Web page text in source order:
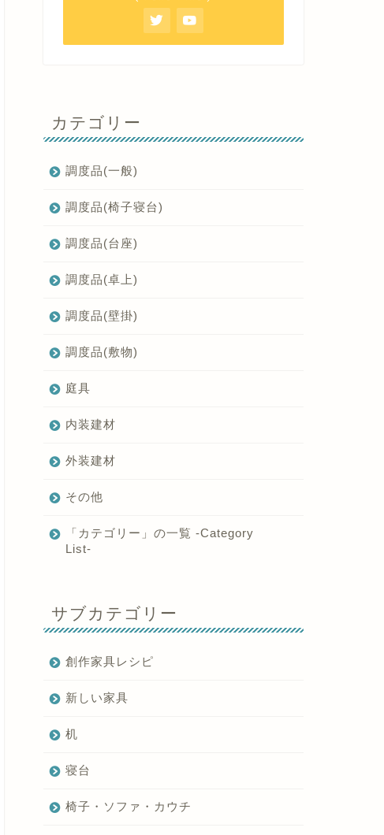
カテゴリー
調度品(一般)
調度品(椅子寝台)
調度品(台座)
調度品(卓上)
調度品(壁掛)
調度品(敷物)
庭具
内装建材
外装建材
その他
「カテゴリー」の一覧 -Category
List-
サブカテゴリー
創作家具レシピ
新しい家具
机
寝台
椅子・ソファ・カウチ